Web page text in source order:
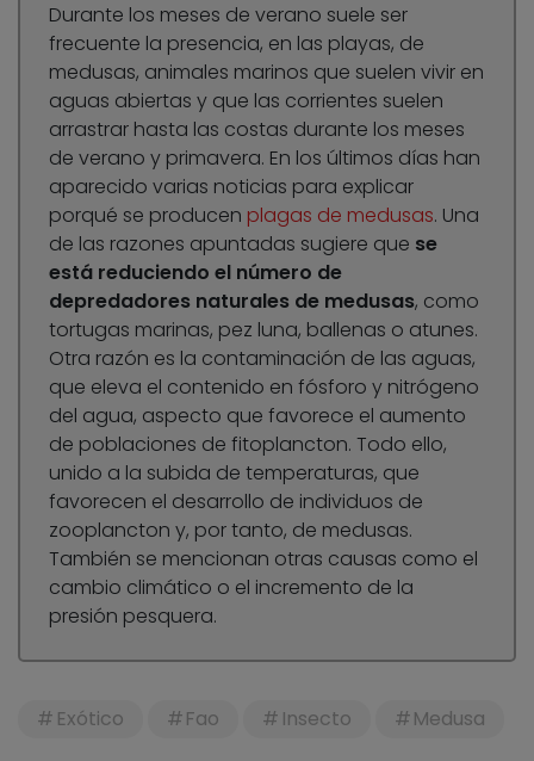
Durante los meses de verano suele ser
frecuente la presencia, en las playas, de
medusas, animales marinos que suelen vivir en
aguas abiertas y que las corrientes suelen
arrastrar hasta las costas durante los meses
de verano y primavera. En los últimos días han
aparecido varias noticias para explicar
porqué se producen plagas de medusas. Una
de las razones apuntadas sugiere que se
está reduciendo el número de
depredadores naturales de medusas, como
tortugas marinas, pez luna, ballenas o atunes.
Otra razón es la contaminación de las aguas,
que eleva el contenido en fósforo y nitrógeno
del agua, aspecto que favorece el aumento
de poblaciones de fitoplancton. Todo ello,
unido a la subida de temperaturas, que
favorecen el desarrollo de individuos de
zooplancton y, por tanto, de medusas.
También se mencionan otras causas como el
cambio climático o el incremento de la
presión pesquera.
Exótico Fao Insecto Medusa